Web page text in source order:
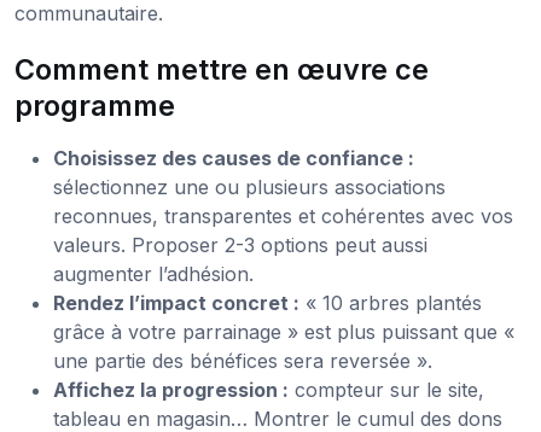
communautaire.
Comment mettre en œuvre ce
programme
Choisissez des causes de confiance :
sélectionnez une ou plusieurs associations
reconnues, transparentes et cohérentes avec vos
valeurs. Proposer 2-3 options peut aussi
augmenter l’adhésion.
Rendez l’impact concret : « 10 arbres plantés
grâce à votre parrainage » est plus puissant que «
une partie des bénéfices sera reversée ».
Affichez la progression : compteur sur le site,
tableau en magasin… Montrer le cumul des dons